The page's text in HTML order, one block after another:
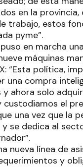
en la provincia,
trabajo, estos
pyme”.
en marcha
máquinas
“Esta política,
una compra
ahora solo
el
una vez que la
se dedica al
nueva línea de
y